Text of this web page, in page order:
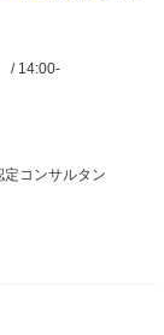
/ 14:00-
定コンサルタン